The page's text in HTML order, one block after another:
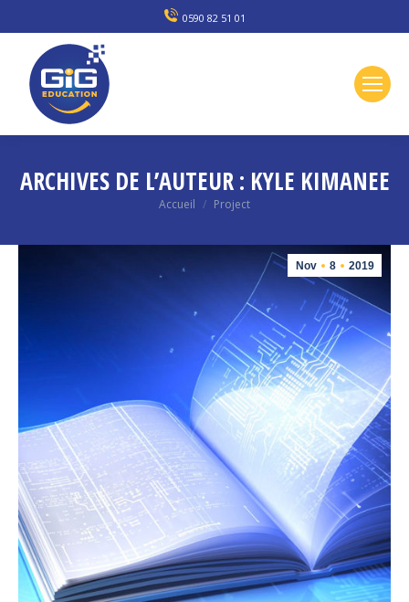
0590 82 51 01
ARCHIVES DE L’AUTEUR : KYLE KIMANEE
Vous êtes ici :
Accueil Project
Nov 8 2019